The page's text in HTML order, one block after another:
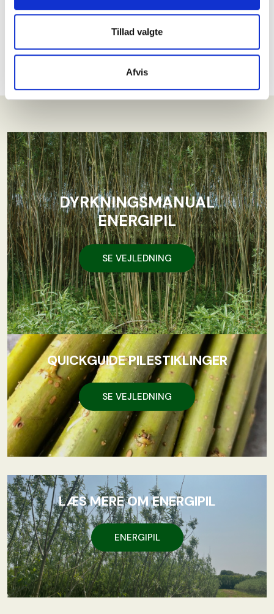
Tillad valgte
Afvis
DYRKNINGSMANUAL
ENERGIPIL
SE VEJLEDNING
QUICKGUIDE PILESTIKLINGER
SE VEJLEDNING
LÆS MERE OM ENERGIPIL
ENERGIPIL